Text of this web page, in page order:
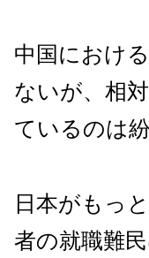
中国におけ
ないが、相
ているのは
日本がもっ
者の就職難